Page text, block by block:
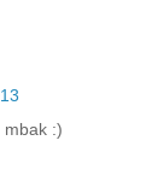
mbak :)